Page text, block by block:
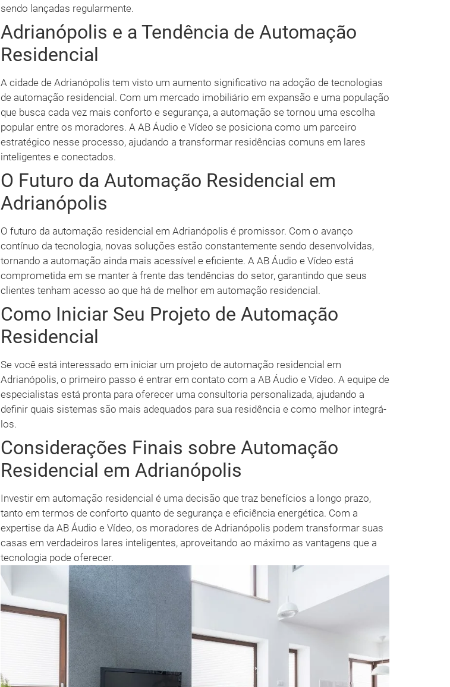
sendo lançadas regularmente.
Adrianópolis e a Tendência de Automação
Residencial
A cidade de Adrianópolis tem visto um aumento significativo na adoção de tecnologias
de automação residencial. Com um mercado imobiliário em expansão e uma população
que busca cada vez mais conforto e segurança, a automação se tornou uma escolha
popular entre os moradores. A AB Áudio e Vídeo se posiciona como um parceiro
estratégico nesse processo, ajudando a transformar residências comuns em lares
inteligentes e conectados.
O Futuro da Automação Residencial em
Adrianópolis
O futuro da automação residencial em Adrianópolis é promissor. Com o avanço
contínuo da tecnologia, novas soluções estão constantemente sendo desenvolvidas,
tornando a automação ainda mais acessível e eficiente. A AB Áudio e Vídeo está
comprometida em se manter à frente das tendências do setor, garantindo que seus
clientes tenham acesso ao que há de melhor em automação residencial.
Como Iniciar Seu Projeto de Automação
Residencial
Se você está interessado em iniciar um projeto de automação residencial em
Adrianópolis, o primeiro passo é entrar em contato com a AB Áudio e Vídeo. A equipe de
especialistas está pronta para oferecer uma consultoria personalizada, ajudando a
definir quais sistemas são mais adequados para sua residência e como melhor integrá-
los.
Considerações Finais sobre Automação
Residencial em Adrianópolis
Investir em automação residencial é uma decisão que traz benefícios a longo prazo,
tanto em termos de conforto quanto de segurança e eficiência energética. Com a
expertise da AB Áudio e Vídeo, os moradores de Adrianópolis podem transformar suas
casas em verdadeiros lares inteligentes, aproveitando ao máximo as vantagens que a
tecnologia pode oferecer.